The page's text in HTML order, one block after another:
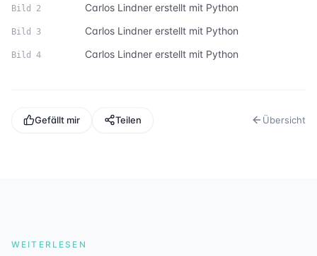
Bild 2 Carlos Lindner erstellt mit Python
Bild 3 Carlos Lindner erstellt mit Python
Bild 4 Carlos Lindner erstellt mit Python
Gefällt mir Teilen Übersicht
WEITERLESEN